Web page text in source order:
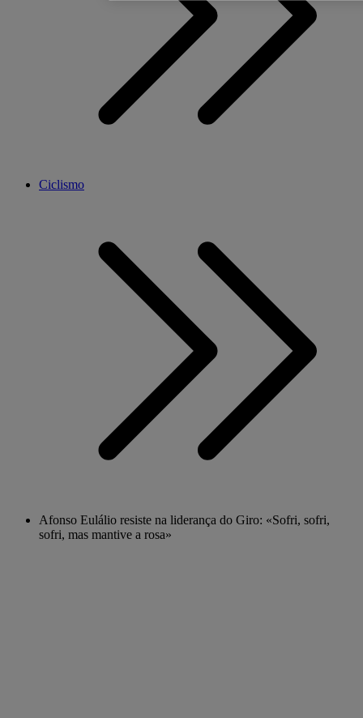
Ciclismo
Afonso Eulálio resiste na liderança do Giro: «Sofri, sofri,
sofri, mas mantive a rosa»